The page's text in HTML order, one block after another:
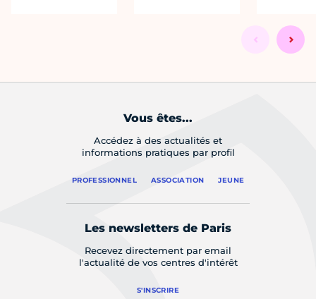
Vous êtes...
Accédez à des actualités et
informations pratiques par profil
PROFESSIONNEL ASSOCIATION JEUNE
Les newsletters de Paris
Recevez directement par email
l'actualité de vos centres d'intérêt
S'INSCRIRE